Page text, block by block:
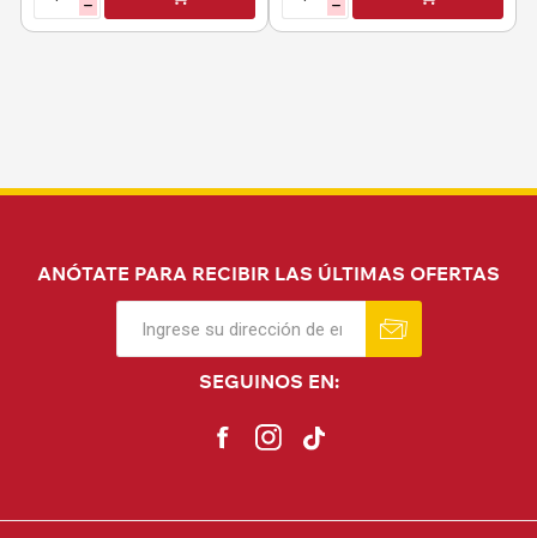
h h
ANÓTATE PARA RECIBIR LAS ÚLTIMAS OFERTAS
SEGUINOS EN: